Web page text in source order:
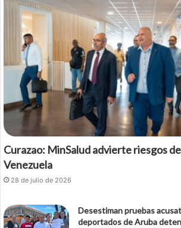
Curazao: MinSalud advierte riesgos
Venezuela
28 de julio de 2026
Desestiman pruebas
deportados de Aruba